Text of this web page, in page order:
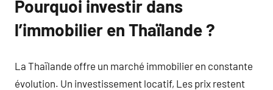
Pourquoi investir dans
l’immobilier en Thaïlande ?
La Thaïlande offre un marché immobilier en constante
évolution. Un investissement locatif, Les prix restent